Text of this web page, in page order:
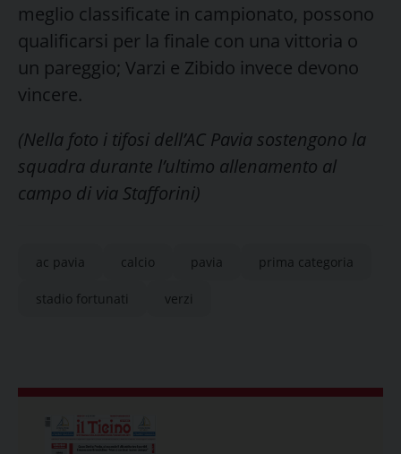
meglio classificate in campionato, possono
qualificarsi per la finale con una vittoria o
un pareggio; Varzi e Zibido invece devono
vincere.
(Nella foto i tifosi dell’AC Pavia sostengono la
squadra durante l’ultimo allenamento al
campo di via Stafforini)
ac pavia calcio pavia prima categoria
stadio fortunati verzi